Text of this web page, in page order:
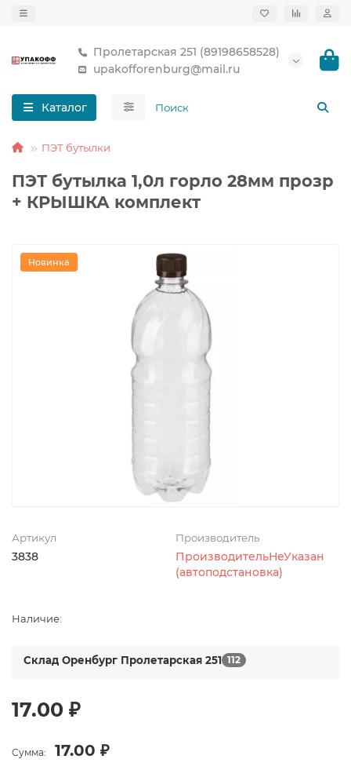
Пролетарская 251 (89198658528)
upakofforenburg@mail.ru
Каталог
ПЭТ бутылки
ПЭТ бутылка 1,0л горло 28мм прозр
+ КРЫШКА комплект
Новинка
Артикул
3838
Производитель
ПроизводительНеУказан
(автоподстановка)
Наличие:
Склад Оренбург Пролетарская 251 112
17.00 ₽
Сумма: 17.00 ₽